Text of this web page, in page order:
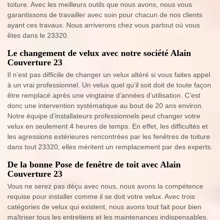
toiture. Avec les meilleurs outils que nous avons, nous vous
garantissons de travailler avec soin pour chacun de nos clients
ayant ces travaux. Nous arriverons chez vous partout où vous
êtes dans le 23320.
Le changement de velux avec notre société Alain
Couverture 23
Il n’est pas difficile de changer un velux altéré si vous faites appel
à un vrai professionnel. Un velux quel qu’il soit doit de toute façon
être remplacé après une vingtaine d’années d’utilisation. C’est
donc une intervention systématique au bout de 20 ans environ.
Notre équipe d’installateurs professionnels peut changer votre
velux en seulement 4 heures de temps. En effet, les difficultés et
les agressions extérieures rencontrées par les fenêtres de toiture
dans tout 23320, elles méritent un remplacement par des experts.
De la bonne Pose de fenêtre de toit avec Alain
Couverture 23
Vous ne serez pas déçu avec nous, nous avons la compétence
requise pour installer comme il se doit votre velux. Avec trois
catégories de velux qui existent, nous avons tout fait pour bien
maîtriser tous les entretiens et les maintenances indispensables.